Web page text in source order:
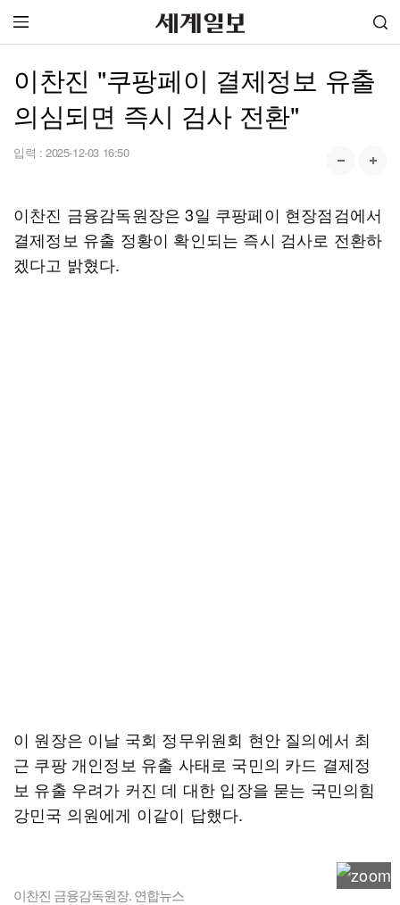
이찬진 "쿠팡페이 결제정보 유출
의심되면 즉시 검사 전환"
입력 : 2025-12-03 16:50
이찬진 금융감독원장은 3일 쿠팡페이 현장점검에서
결제정보 유출 정황이 확인되는 즉시 검사로 전환하
겠다고 밝혔다.
이 원장은 이날 국회 정무위원회 현안 질의에서 최
근 쿠팡 개인정보 유출 사태로 국민의 카드 결제정
보 유출 우려가 커진 데 대한 입장을 묻는 국민의힘
강민국 의원에게 이같이 답했다.
이찬진 금융감독원장. 연합뉴스